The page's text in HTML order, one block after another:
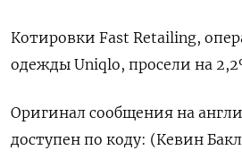
Котировки Fast Retailing,
одежды Uniqlo, просели на
Оригинал сообщения на
доступен по коду: (Кевин